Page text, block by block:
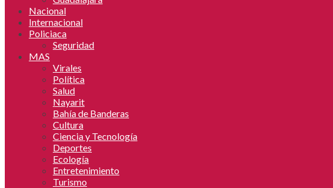
Nacional
Internacional
Policiaca
Seguridad
MAS
Virales
Política
Salud
Nayarit
Bahía de Banderas
Cultura
Ciencia y Tecnología
Deportes
Ecología
Entretenimiento
Turismo